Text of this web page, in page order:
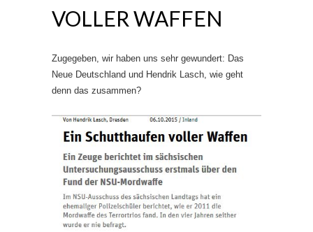
VOLLER WAFFEN
Zugegeben, wir haben uns sehr gewundert: Das
Neue Deutschland und Hendrik Lasch, wie geht
denn das zusammen?